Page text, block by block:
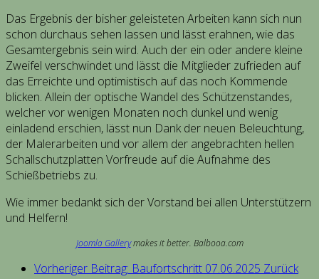
Das Ergebnis der bisher geleisteten Arbeiten kann sich nun
schon durchaus sehen lassen und lässt erahnen, wie das
Gesamtergebnis sein wird. Auch der ein oder andere kleine
Zweifel verschwindet und lässt die Mitglieder zufrieden auf
das Erreichte und optimistisch auf das noch Kommende
blicken. Allein der optische Wandel des Schützenstandes,
welcher vor wenigen Monaten noch dunkel und wenig
einladend erschien, lässt nun Dank der neuen Beleuchtung,
der Malerarbeiten und vor allem der angebrachten hellen
Schallschutzplatten Vorfreude auf die Aufnahme des
Schießbetriebs zu.
Wie immer bedankt sich der Vorstand bei allen Unterstützern
und Helfern!
Joomla Gallerymakes it better. Balbooa.com
Vorheriger Beitrag: Baufortschritt 07.06.2025 Zurück